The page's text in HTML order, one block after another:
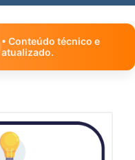
• Conteúdo técnico e
atualizado.